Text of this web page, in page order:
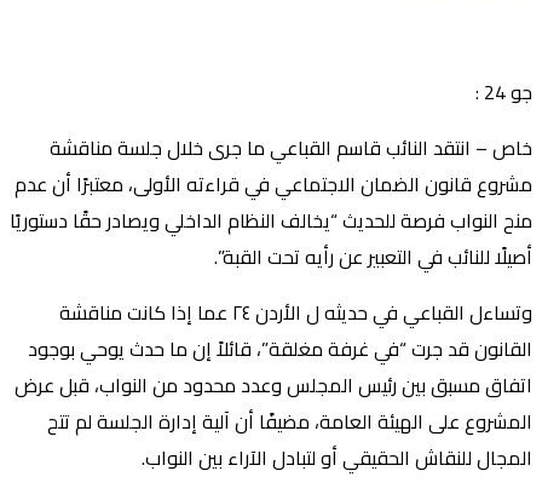
جو 24 :
خاص – انتقد النائب قاسم القباعي ما جرى خلال جلسة مناقشة
مشروع قانون الضمان الاجتماعي في قراءته الأولى، معتبرًا أن عدم
منح النواب فرصة للحديث “يخالف النظام الداخلي ويصادر حقًا دستوريًا
أصيلًا للنائب في التعبير عن رأيه تحت القبة”.
وتساءل القباعي في حديثه ل الأردن ٢٤ عما إذا كانت مناقشة
القانون قد جرت “في غرفة مغلقة”، قائلاً إن ما حدث يوحي بوجود
اتفاق مسبق بين رئيس المجلس وعدد محدود من النواب، قبل عرض
المشروع على الهيئة العامة، مضيفًا أن آلية إدارة الجلسة لم تتح
المجال للنقاش الحقيقي أو لتبادل الآراء بين النواب.